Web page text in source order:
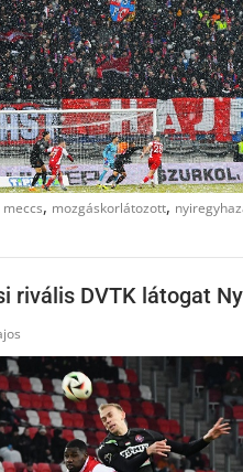
meccs, mozgáskorlátozott,
rivális DVTK látogat